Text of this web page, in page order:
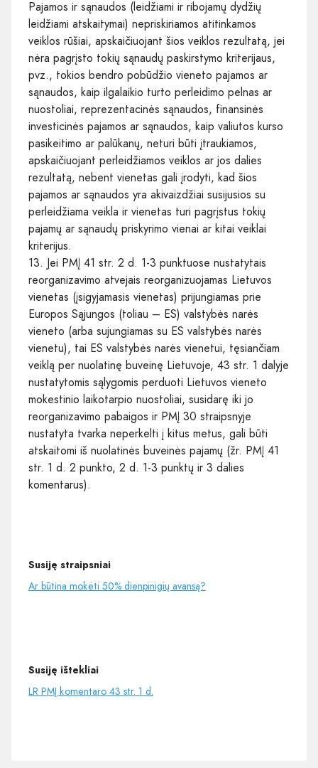
Pajamos ir sąnaudos (leidžiami ir ribojamų dydžių
leidžiami atskaitymai) nepriskiriamos atitinkamos
veiklos rūšiai, apskaičiuojant šios veiklos rezultatą, jei
nėra pagrįsto tokių sąnaudų paskirstymo kriterijaus,
pvz., tokios bendro pobūdžio vieneto pajamos ar
sąnaudos, kaip ilgalaikio turto perleidimo pelnas ar
nuostoliai, reprezentacinės sąnaudos, finansinės
investicinės pajamos ar sąnaudos, kaip valiutos kurso
pasikeitimo ar palūkanų, neturi būti įtraukiamos,
apskaičiuojant perleidžiamos veiklos ar jos dalies
rezultatą, nebent vienetas gali įrodyti, kad šios
pajamos ar sąnaudos yra akivaizdžiai susijusios su
perleidžiama veikla ir vienetas turi pagrįstus tokių
pajamų ar sąnaudų priskyrimo vienai ar kitai veiklai
kriterijus.
13. Jei PMĮ 41 str. 2 d. 1-3 punktuose nustatytais
reorganizavimo atvejais reorganizuojamas Lietuvos
vienetas (įsigyjamasis vienetas) prijungiamas prie
Europos Sąjungos (toliau – ES) valstybės narės
vieneto (arba sujungiamas su ES valstybės narės
vienetu), tai ES valstybės narės vienetui, tęsiančiam
veiklą per nuolatinę buveinę Lietuvoje, 43 str. 1 dalyje
nustatytomis sąlygomis perduoti Lietuvos vieneto
mokestinio laikotarpio nuostoliai, susidarę iki jo
reorganizavimo pabaigos ir PMĮ 30 straipsnyje
nustatyta tvarka neperkelti į kitus metus, gali būti
atskaitomi iš nuolatinės buveinės pajamų (žr. PMĮ 41
str. 1 d. 2 punkto, 2 d. 1-3 punktų ir 3 dalies
komentarus).
Susiję straipsniai
Ar būtina mokėti 50% dienpinigių avansą?
Susiję ištekliai
LR PMĮ komentaro 43 str. 1 d.